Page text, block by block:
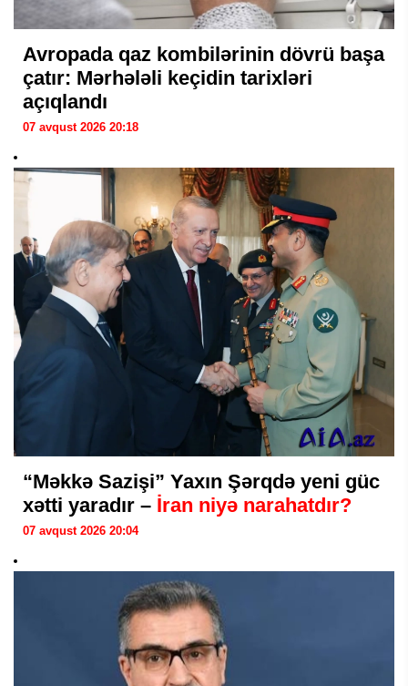
Avropada qaz kombilərinin dövrü başa
çatır: Mərhələli keçidin tarixləri
açıqlandı
07 avqust 2026 20:18
“Məkkə Sazişi” Yaxın Şərqdə yeni güc
xətti yaradır – İran niyə narahatdır?
07 avqust 2026 20:04